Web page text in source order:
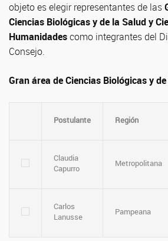
objeto es elegir representantes de las
Ciencias Biológicas y de la Salud y
Humanidadescomo integrantes del
Consejo.
Gran área de Ciencias Biológicas y
Postulante Región
Claudia
Capurro
Metropolitana
Carlos
Lanusse
Pampeana